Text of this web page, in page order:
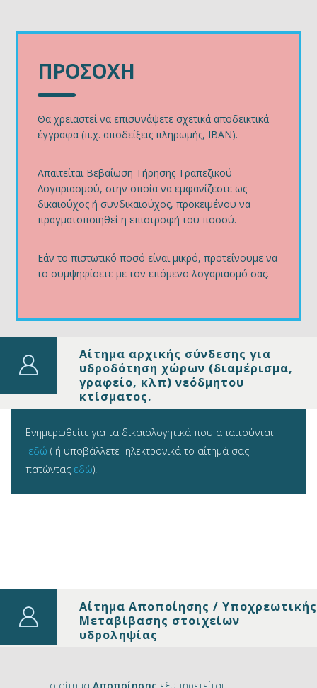
ΠΡΟΣΟΧΗ
Θα χρειαστεί να επισυνάψετε σχετικά αποδεικτικά
έγγραφα (π.χ. αποδείξεις πληρωμής, IBAN).
Απαιτείται Βεβαίωση Τήρησης Τραπεζικού
Λογαριασμού, στην οποία να εμφανίζεστε ως
δικαιούχος ή συνδικαιούχος, προκειμένου να
πραγματοποιηθεί η επιστροφή του ποσού.
Εάν το πιστωτικό ποσό είναι μικρό, προτείνουμε να
το συμψηφίσετε με τον επόμενο λογαριασμό σας.
Αίτημα αρχικής σύνδεσης για
υδροδότηση χώρων (διαμέρισμα,
γραφείο, κλπ) νεόδμητου
κτίσματος.
Ενημερωθείτε για τα δικαιολογητικά που απαιτούνται
εδώ ( ή υποβάλλετε ηλεκτρονικά το αίτημά σας
πατώντας εδώ).
Αίτημα Αποποίησης / Υποχρεωτικής
Μεταβίβασης στοιχείων
υδροληψίας